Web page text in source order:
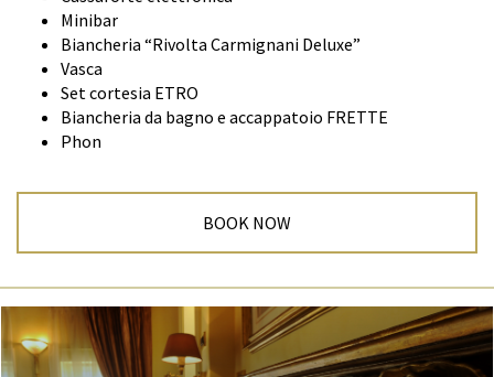
Minibar
Biancheria “Rivolta Carmignani Deluxe”
Vasca
Set cortesia ETRO
Biancheria da bagno e accappatoio FRETTE
Phon
BOOK NOW
registrati, e la comunicazione in forma intelligibile
dei medesimi dati e della loro origine, nonchè della
logica e delle finalità su cui si basa il trattamento; la
richiesta può essere rinnovata, salva l'esistenza di
giustificati motivi, con intervallo non minore di
novanta giorni; 2) la cancellazione, la
trattati in violazione di legge, compresi quelli di cui
non è necessaria la conservazione in relazione agli
rettificazione ovvero, qualora vi abbia interesse,
l'integrazione dei dati; 4) l'attestazione che le
operazioni di cui ai numeri 2) e 3) sono state portate
a conoscenza, anche per quanto riguarda il loro